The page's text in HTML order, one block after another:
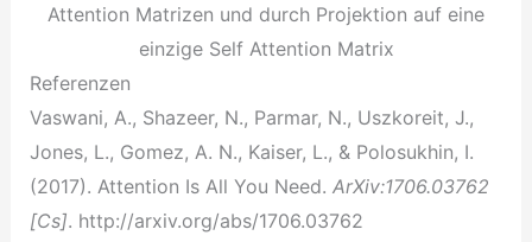
Attention Matrizen und durch Projektion auf eine
einzige Self Attention Matrix
Referenzen
Vaswani, A., Shazeer, N., Parmar, N., Uszkoreit, J.,
Jones, L., Gomez, A. N., Kaiser, L., & Polosukhin, I.
(2017). Attention Is All You Need. ArXiv:1706.03762
[Cs]. http://arxiv.org/abs/1706.03762